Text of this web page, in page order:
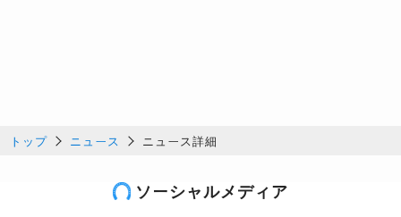
トップ ニュース ニュース詳細
ソーシャルメディア